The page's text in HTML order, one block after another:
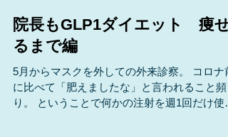
院長もGLP1ダイエット 痩せ
るまで編
5月からマスクを外しての外来診察。 コロナ
に比べて「肥えましたな」と言われること頻